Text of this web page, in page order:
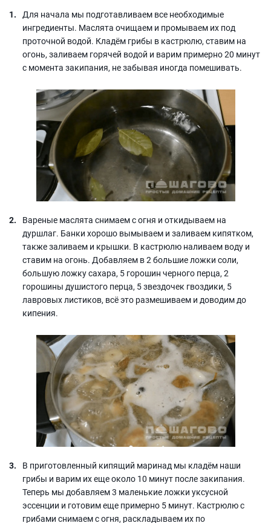
Для начала мы подготавливаем все необходимые
ингредиенты. Маслята очищаем и промываем их под
проточной водой. Кладём грибы в кастрюлю, ставим на
огонь, заливаем горячей водой и варим примерно 20 минут
с момента закипания, не забывая иногда помешивать.
Вареные маслята снимаем с огня и откидываем на
дуршлаг. Банки хорошо вымываем и заливаем кипятком,
также заливаем и крышки. В кастрюлю наливаем воду и
ставим на огонь. Добавляем в 2 большие ложки соли,
большую ложку сахара, 5 горошин черного перца, 2
горошины душистого перца, 5 звездочек гвоздики, 5
лавровых листиков, всё это размешиваем и доводим до
кипения.
В приготовленный кипящий маринад мы кладём наши
грибы и варим их еще около 10 минут после закипания.
Теперь мы добавляем 3 маленькие ложки уксусной
эссенции и готовим еще примерно 5 минут. Кастрюлю с
грибами снимаем с огня, раскладываем их по